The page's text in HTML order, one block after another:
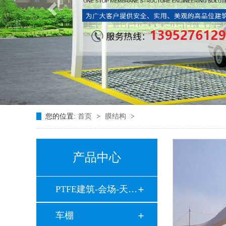
您的位置: 首页 > 膜结构 >
产品中心
PTFE建筑-会场-天井…
车棚